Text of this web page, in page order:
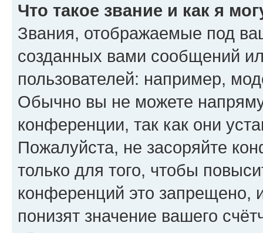
Что такое звание и как я
Звания, отображаемые под
созданных вами сообщений
пользователей: например,
Обычно вы не можете
конференции, так как они
Пожалуйста, не засоряйте
только для того, чтобы
конференций это запрещено,
понизят значение вашего